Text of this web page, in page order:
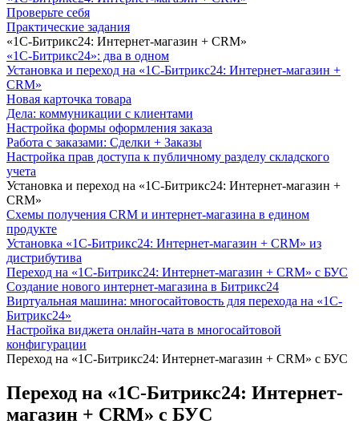
Проверьте себя
Практические задания
«1С-Битрикс24: Интернет-магазин + CRM»
«1С-Битрикс24»: два в одном
Установка и переход на «1С-Битрикс24: Интернет-магазин +
CRM»
Новая карточка товара
Дела: коммуникации с клиентами
Настройка формы оформления заказа
Работа с заказами: Сделки + Заказы
Настройка прав доступа к публичному разделу складского
учета
Установка и переход на «1С-Битрикс24: Интернет-магазин +
CRM»
Схемы получения CRM и интернет-магазина в едином
продукте
Установка «1С-Битрикс24: Интернет-магазин + CRM» из
дистрибутива
Переход на «1С-Битрикс24: Интернет-магазин + CRM» с БУС
Создание нового интернет-магазина в Битрикс24
Виртуальная машина: многосайтовость для перехода на «1С-
Битрикс24»
Настройка виджета онлайн-чата в многосайтовой
конфигурации
Переход на «1С-Битрикс24: Интернет-магазин + CRM» с БУС
Переход на «1С-Битрикс24: Интернет-
магазин + CRM» с БУС